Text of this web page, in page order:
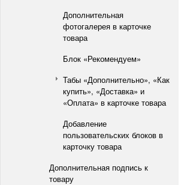
Дополнительная
фотогалерея в карточке
товара
Блок «Рекомендуем»
Табы «Дополнительно», «Как
купить», «Доставка» и
«Оплата» в карточке товара
Добавление
пользовательских блоков в
карточку товара
Дополнительная подпись к
товару